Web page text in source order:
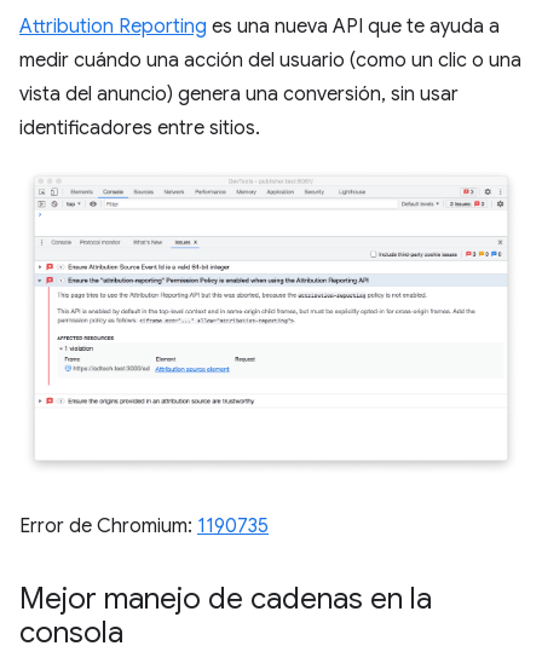
Attribution Reporting es una nueva API que te ayuda a
medir cuándo una acción del usuario (como un clic o una
vista del anuncio) genera una conversión, sin usar
identificadores entre sitios.
Error de Chromium: 1190735
Mejor manejo de cadenas en la
consola